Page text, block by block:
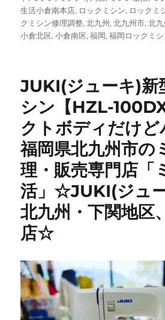
生活小倉南本店, ロックミシン, ロックミ
クミシン修理調整,北九州 ,北九州市,北
小倉北区,小倉南区,福岡,福岡ロックミ
JUKI(ジューキ)新
シン【HZL-
クトボディだけ
福岡県北九州市の
理・販売専門店「
活」☆JUKI(ジュ
北九州・下関地区
店☆